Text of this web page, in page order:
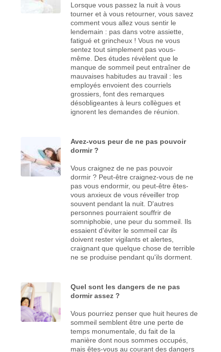
Lorsque vous passez la nuit à vous
tourner et à vous retourner, vous savez
comment vous allez vous sentir le
lendemain : pas dans votre assiette,
fatigué et grincheux ! Vous ne vous
sentez tout simplement pas vous-
même. Des études révèlent que le
manque de sommeil peut entraîner de
mauvaises habitudes au travail : les
employés envoient des courriels
grossiers, font des remarques
désobligeantes à leurs collègues et
ignorent les demandes de réunion.
Avez-vous peur de ne pas pouvoir
dormir ?
Vous craignez de ne pas pouvoir
dormir ? Peut-être craignez-vous de ne
pas vous endormir, ou peut-être êtes-
vous anxieux de vous réveiller trop
souvent pendant la nuit. D'autres
personnes pourraient souffrir de
somniphobie, une peur du sommeil. Ils
essaient d'éviter le sommeil car ils
doivent rester vigilants et alertes,
craignant que quelque chose de terrible
ne se produise pendant qu'ils dorment.
Quel sont les dangers de ne pas
dormir assez ?
Vous pourriez penser que huit heures de
sommeil semblent être une perte de
temps monumentale, du fait de la
manière dont nous sommes occupés,
mais êtes-vous au courant des dangers